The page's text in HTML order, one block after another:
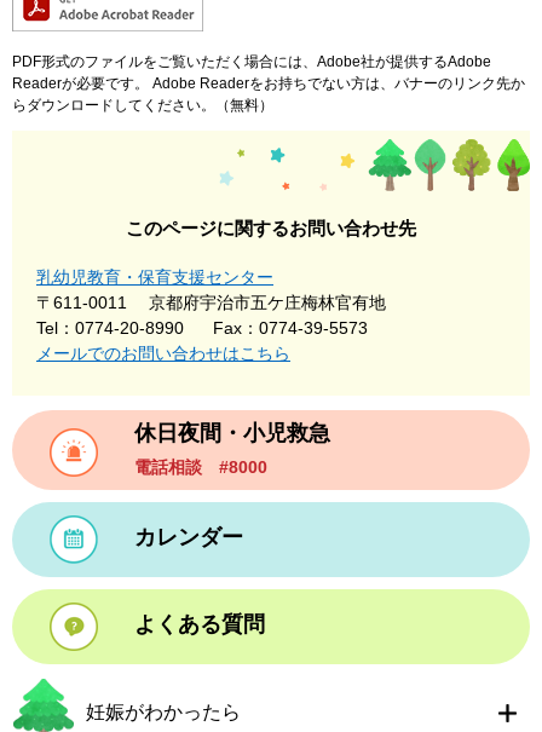
PDF形式のファイルをご覧いただく場合には、Adobe社が提供するAdobe
Readerが必要です。
Adobe Readerをお持ちでない方は、バナーのリンク先か
らダウンロードしてください。（無料）
このページに関するお問い合わせ先
乳幼児教育・保育支援センター
〒611-0011
京都府宇治市五ケ庄梅林官有地
Tel：0774-20-8990
Fax：0774-39-5573
メールでのお問い合わせはこちら
休日夜間・小児救急
電話相談 #8000
カレンダー
よくある質問
妊娠がわかったら